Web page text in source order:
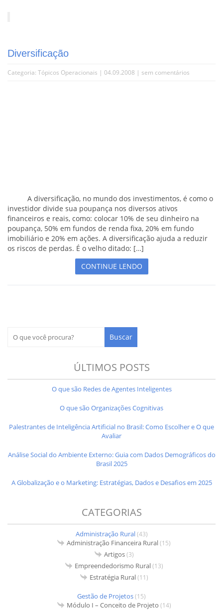
Diversificação
Categoria: Tópicos Operacionais | 04.09.2008 | sem comentários
A diversificação, no mundo dos investimentos, é como o
investidor divide sua poupança nos diversos ativos
financeiros e reais, como: colocar 10% de seu dinheiro na
poupança, 50% em fundos de renda fixa, 20% em fundo
imobiliário e 20% em ações. A diversificação ajuda a reduzir
os riscos de perdas. É o velho ditado: […]
CONTINUE LENDO
ÚLTIMOS POSTS
O que são Redes de Agentes Inteligentes
O que são Organizações Cognitivas
Palestrantes de Inteligência Artificial no Brasil: Como Escolher e O que
Avaliar
Análise Social do Ambiente Externo: Guia com Dados Demográficos do
Brasil 2025
A Globalização e o Marketing: Estratégias, Dados e Desafios em 2025
CATEGORIAS
Administração Rural(43)
Administração Financeira Rural(15)
Artigos(3)
Empreendedorismo Rural(13)
Estratégia Rural(11)
Gestão de Projetos(15)
Módulo I – Conceito de Projeto (14)